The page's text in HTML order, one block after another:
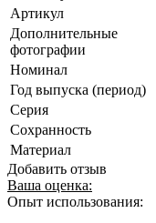
Артикул
Дополнительные
фотографии
Номинал
Год выпуска (период)
Серия
Сохранность
Материал
Добавить отзыв
Ваша оценка:
Опыт использования: